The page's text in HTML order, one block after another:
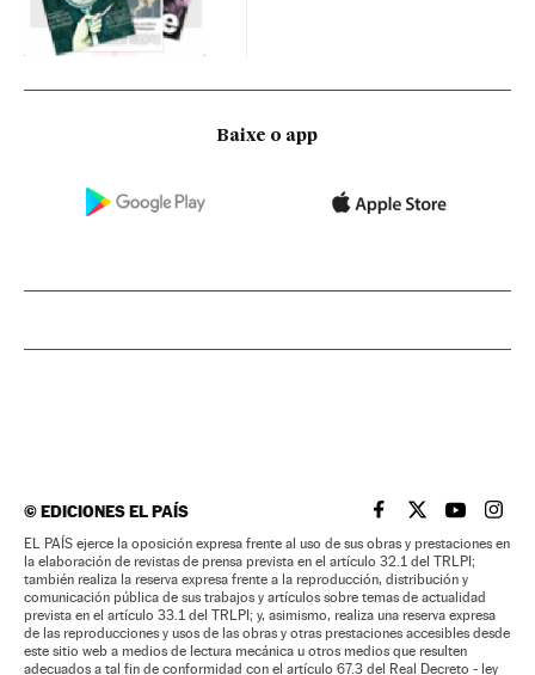
Baixe o app
©EDICIONES EL PAÍS EL PAÍS BRASIL EN
EL PAÍSEL PAÍS
EL
EL PAÍS ejerce la oposición expresa frente al uso de sus obras y prestaciones en
la elaboración de revistas de prensa prevista en el artículo 32.1 del TRLPI;
también realiza la reserva expresa frente a la reproducción, distribución y
comunicación pública de sus trabajos y artículos sobre temas de actualidad
prevista en el artículo 33.1 del TRLPI; y, asimismo, realiza una reserva expresa
de las reproducciones y usos de las obras y otras prestaciones accesibles desde
este sitio web a medios de lectura mecánica u otros medios que resulten
adecuados a tal fin de conformidad con el artículo 67.3 del Real Decreto - ley